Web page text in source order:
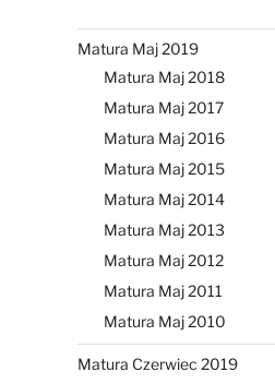
Matura Maj 2019
Matura Maj 2018
Matura Maj 2017
Matura Maj 2016
Matura Maj 2015
Matura Maj 2014
Matura Maj 2013
Matura Maj 2012
Matura Maj 2011
Matura Maj 2010
Matura Czerwiec 2019